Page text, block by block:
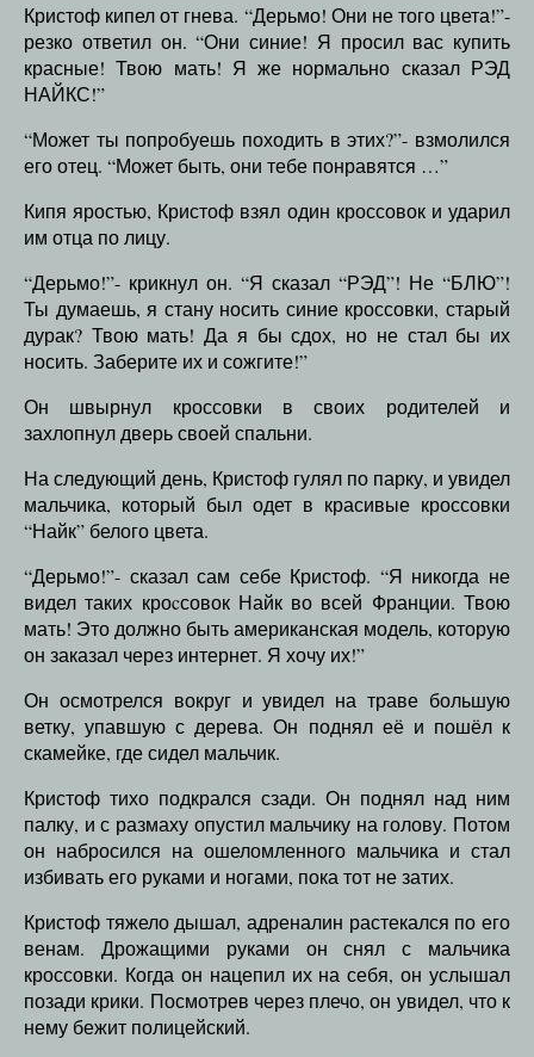
Кристоф кипел от гнева. “Дерьмо! Они не того цвета!”-
резко ответил он. “Они синие! Я просил вас купить
красные! Твою мать! Я же нормально сказал РЭД
НАЙКС!”
“Может ты попробуешь походить в этих?”- взмолился
его отец. “Может быть, они тебе понравятся …”
Кипя яростью, Кристоф взял один кроссовок и ударил
им отца по лицу.
“Дерьмо!”- крикнул он. “Я сказал “РЭД”! Не “БЛЮ”!
Ты думаешь, я стану носить синие кроссовки, старый
дурак? Твою мать! Да я бы сдох, но не стал бы их
носить. Заберите их и сожгите!”
Он швырнул кроссовки в своих родителей и
захлопнул дверь своей спальни.
На следующий день, Кристоф гулял по парку, и увидел
мальчика, который был одет в красивые кроссовки
“Найк” белого цвета.
“Дерьмо!”- сказал сам себе Кристоф. “Я никогда не
видел таких кроcсовок Найк во всей Франции. Твою
мать! Это должно быть американская модель, которую
он заказал через интернет. Я хочу их!”
Он осмотрелся вокруг и увидел на траве большую
ветку, упавшую с дерева. Он поднял её и пошёл к
скамейке, где сидел мальчик.
Кристоф тихо подкрался сзади. Он поднял над ним
палку, и с размаху опустил мальчику на голову. Потом
он набросился на ошеломленного мальчика и стал
избивать его руками и ногами, пока тот не затих.
Кристоф тяжело дышал, адреналин растекался по его
венам. Дрожащими руками он снял с мальчика
кроссовки. Когда он нацепил их на себя, он услышал
позади крики. Посмотрев через плечо, он увидел, что к
нему бежит полицейский.